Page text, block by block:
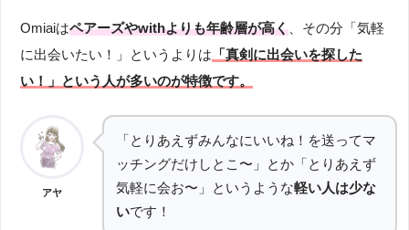
Omiaiはペアーズやwithよりも年齢層が高く 、その分「気軽
に出会いたい！」というよりは 「真剣に出会いを探した
い！」という人が多いのが特徴です。
アヤ
「とりあえずみんなにいいね！を送ってマ
ッチングだけしとこ〜」とか「とりあえず
気軽に会お〜」というような軽い人は少な
いです！